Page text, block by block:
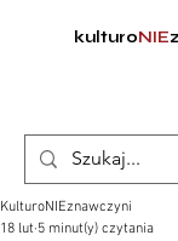
kulturoNIE
KulturoNIEznawczyni
18 lut 5 minut(y) czytania